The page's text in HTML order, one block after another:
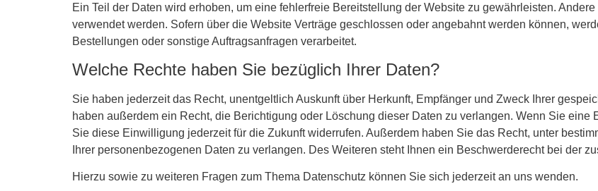
Ein Teil der Daten wird erhoben, um eine fehlerfreie Bereitstellung der Website zu gewährleisten.
verwendet werden. Sofern über die Website Verträge geschlossen oder angebahnt werden können,
Bestellungen oder sonstige Auftragsanfragen verarbeitet.
Welche Rechte haben Sie bezüglich Ihrer Daten?
Sie haben jederzeit das Recht, unentgeltlich Auskunft über Herkunft, Empfänger und Zweck Ihrer
haben außerdem ein Recht, die Berichtigung oder Löschung dieser Daten zu verlangen. Wenn Sie
Sie diese Einwilligung jederzeit für die Zukunft widerrufen. Außerdem haben Sie das Recht, unter
Ihrer personenbezogenen Daten zu verlangen. Des Weiteren steht Ihnen ein Beschwerderecht bei der
Hierzu sowie zu weiteren Fragen zum Thema Datenschutz können Sie sich jederzeit an uns wenden.